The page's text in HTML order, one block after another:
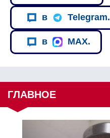
в Telegram.
в MAX.
ГЛАВНОЕ